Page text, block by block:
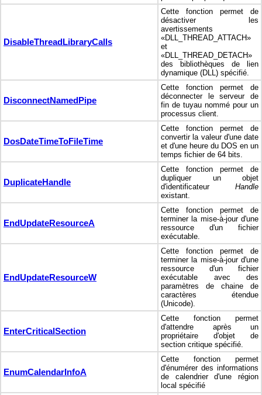
DisableThreadLibraryCalls
Cette fonction permet de
désactiver les
avertissements
«DLL_THREAD_ATTACH»
et
«DLL_THREAD_DETACH»
des bibliothèques de lien
dynamique (DLL) spécifié.
DisconnectNamedPipe
Cette fonction permet de
déconnecter le serveur de
fin de tuyau nommé pour un
processus client.
DosDateTimeToFileTime
Cette fonction permet de
convertir la valeur d'une date
et d'une heure du DOS en un
temps fichier de 64 bits.
DuplicateHandle
Cette fonction permet de
dupliquer un objet
d'identificateur Handle
existant.
EndUpdateResourceA
Cette fonction permet de
terminer la mise-à-jour d'une
ressource d'un fichier
exécutable.
EndUpdateResourceW
Cette fonction permet de
terminer la mise-à-jour d'une
ressource d'un fichier
exécutable avec des
paramètres de chaine de
caractères étendue
(Unicode).
EnterCriticalSection
Cette fonction permet
d'attendre après un
propriétaire d'objet de
section critique spécifié.
EnumCalendarInfoA
Cette fonction permet
d'énumérer des informations
de calendrier d'une région
local spécifié